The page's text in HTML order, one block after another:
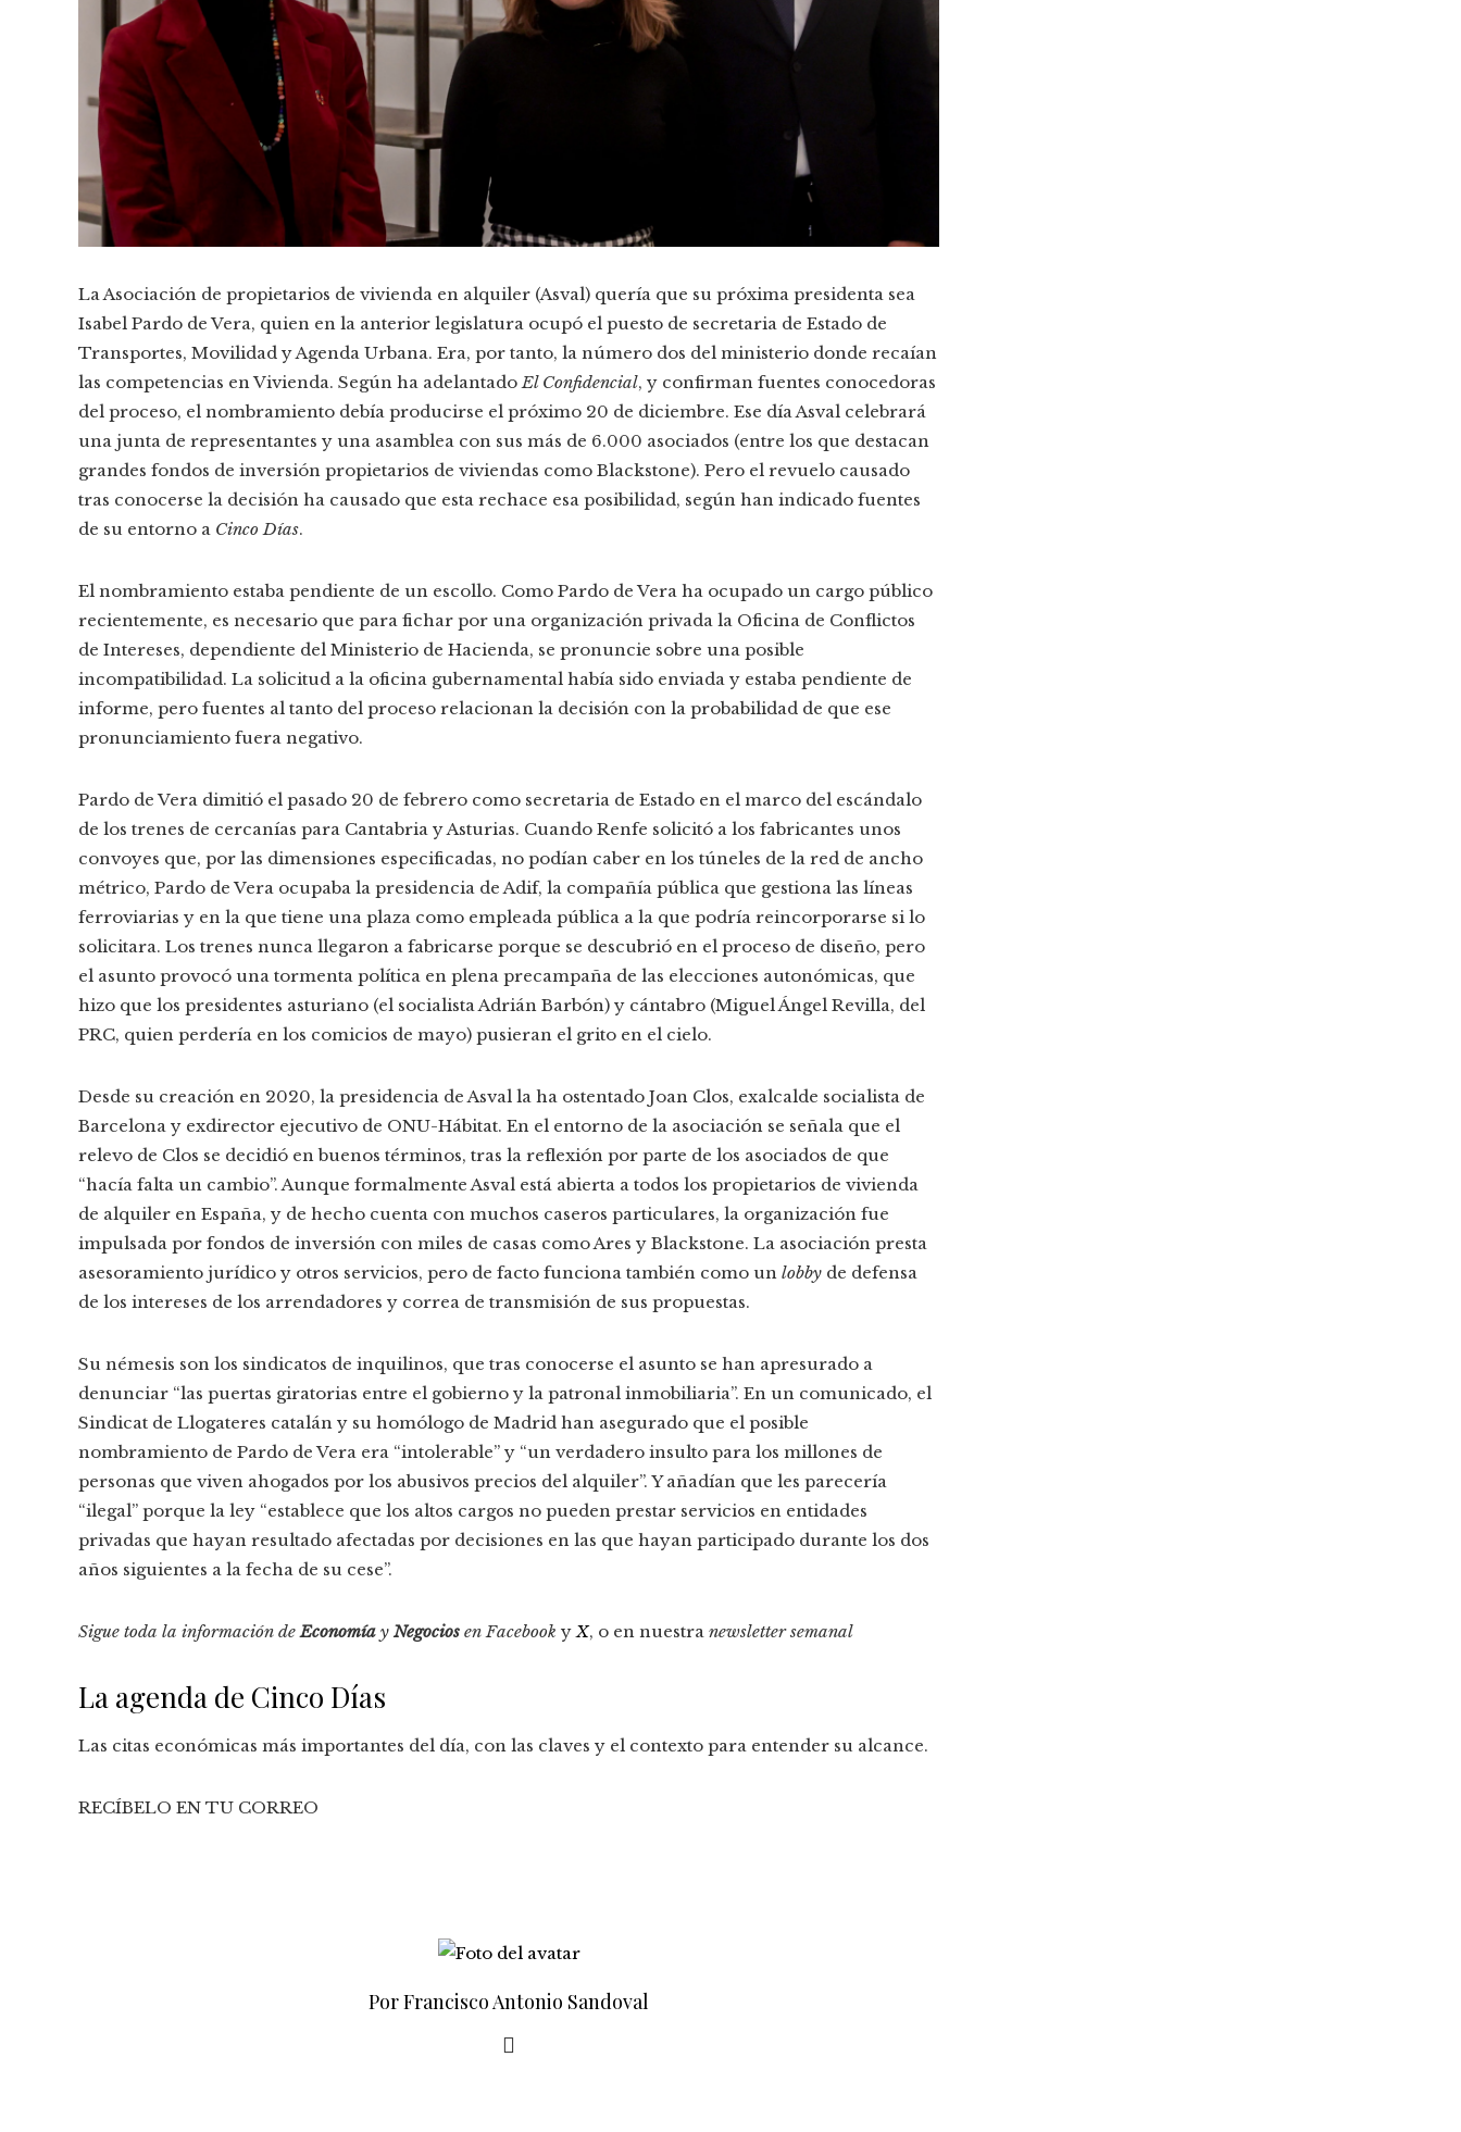
La Asociación de propietarios de vivienda en alquiler (Asval) quería que su próxima presidenta sea
Isabel Pardo de Vera, quien en la anterior legislatura ocupó el puesto de secretaria de Estado de
Transportes, Movilidad y Agenda Urbana. Era, por tanto, la número dos del ministerio donde recaían
las competencias en Vivienda. Según ha adelantadoEl Confidencial, y confirman fuentes conocedoras
del proceso, el nombramiento debía producirse el próximo 20 de diciembre. Ese día Asval celebrará
una junta de representantes y una asamblea con sus más de 6.000 asociados (entre los que destacan
grandes fondos de inversión propietarios de viviendas como Blackstone). Pero el revuelo causado
tras conocerse la decisión ha causado que esta rechace esa posibilidad, según han indicado fuentes
de su entorno a Cinco Días.
El nombramiento estaba pendiente de un escollo. Como Pardo de Vera ha ocupado un cargo público
recientemente, es necesario que para fichar por una organización privada la Oficina de Conflictos
de Intereses, dependiente del Ministerio de Hacienda, se pronuncie sobre una posible
incompatibilidad. La solicitud a la oficina gubernamental había sido enviada y estaba pendiente de
informe, pero fuentes al tanto del proceso relacionan la decisión con la probabilidad de que ese
pronunciamiento fuera negativo.
Pardo de Vera dimitió el pasado 20 de febrero como secretaria de Estado en el marco del escándalo
de los trenes de cercanías para Cantabria y Asturias. Cuando Renfe solicitó a los fabricantes unos
convoyes que, por las dimensiones especificadas, no podían caber en los túneles de la red de ancho
métrico, Pardo de Vera ocupaba la presidencia de Adif, la compañía pública que gestiona las líneas
ferroviarias y en la que tiene una plaza como empleada pública a la que podría reincorporarse si lo
solicitara. Los trenes nunca llegaron a fabricarse porque se descubrió en el proceso de diseño, pero
el asunto provocó una tormenta política en plena precampaña de las elecciones autonómicas, que
hizo que los presidentes asturiano (el socialista Adrián Barbón) y cántabro (Miguel Ángel Revilla, del
PRC, quien perdería en los comicios de mayo) pusieran el grito en el cielo.
Desde su creación en 2020, la presidencia de Asval la ha ostentado Joan Clos, exalcalde socialista de
Barcelona y exdirector ejecutivo de ONU-Hábitat. En el entorno de la asociación se señala que el
relevo de Clos se decidió en buenos términos, tras la reflexión por parte de los asociados de que
“hacía falta un cambio”. Aunque formalmente Asval está abierta a todos los propietarios de vivienda
de alquiler en España, y de hecho cuenta con muchos caseros particulares, la organización fue
impulsada por fondos de inversión con miles de casas como Ares y Blackstone. La asociación presta
asesoramiento jurídico y otros servicios, pero de facto funciona también como un lobby de defensa
de los intereses de los arrendadores y correa de transmisión de sus propuestas.
Su némesis son los sindicatos de inquilinos, que tras conocerse el asunto se han apresurado a
denunciar “las puertas giratorias entre el gobierno y la patronal inmobiliaria”. En un comunicado, el
Sindicat de Llogateres catalán y su homólogo de Madrid han asegurado que el posible
nombramiento de Pardo de Vera era “intolerable” y “un verdadero insulto para los millones de
personas que viven ahogados por los abusivos precios del alquiler”. Y añadían que les parecería
“ilegal” porque la ley “establece que los altos cargos no pueden prestar servicios en entidades
privadas que hayan resultado afectadas por decisiones en las que hayan participado durante los dos
años siguientes a la fecha de su cese”.
Sigue toda la información deEconomía y Negocios enFacebook yX, o en nuestra newsletter semanal
La agenda de Cinco Días
Las citas económicas más importantes del día, con las claves y el contexto para entender su alcance.
RECÍBELO EN TU CORREO
Por Francisco Antonio Sandoval